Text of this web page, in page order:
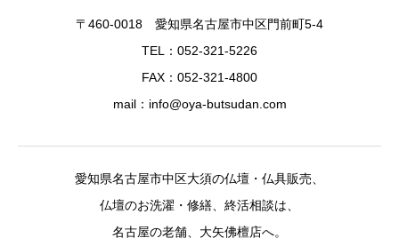
〒460-0018 愛知県名古屋市中区門前町5-4
TEL：052-321-5226
FAX：052-321-4800
mail：info@oya-butsudan.com
愛知県名古屋市中区大須の仏壇・仏具販売、
仏壇のお洗濯・修繕、終活相談は、
名古屋の老舗、大矢佛檀店へ。